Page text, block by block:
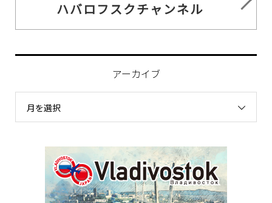
ハバロフスクチャンネル
アーカイブ
月を選択